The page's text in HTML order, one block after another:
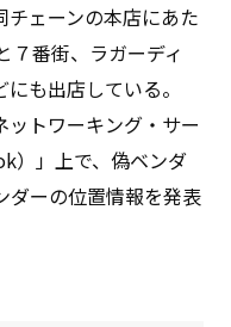
ェーンの本店にあた
７番街、ラガーディ
も出店している。
トワーキング・サー
）」上で、偽ベンダ
ダーの位置情報を発表